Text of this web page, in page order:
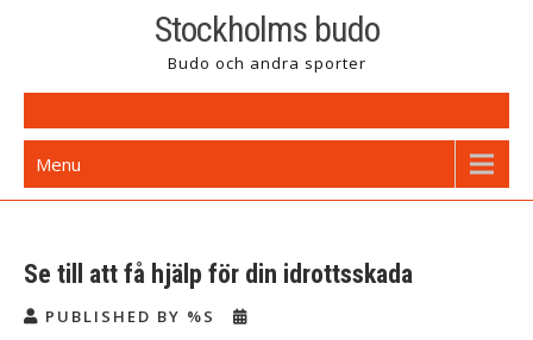
Stockholms budo
Budo och andra sporter
Menu
Se till att få hjälp för din idrottsskada
PUBLISHED BY %S